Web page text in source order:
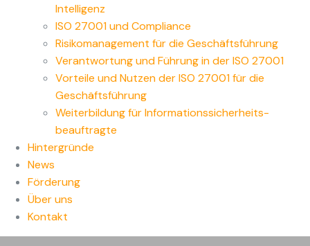
Intelligenz
ISO 27001 und Compliance
Risikomanagement für die Geschäftsführung
Verantwortung und Führung in der ISO 27001
Vorteile und Nutzen der ISO 27001 für die
Geschäftsführung
Weiterbildung für Informationssicherheits-
beauftragte
Hintergründe
News
Förderung
Über uns
Kontakt